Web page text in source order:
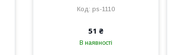
ps-1110
51 ₴
В наявності